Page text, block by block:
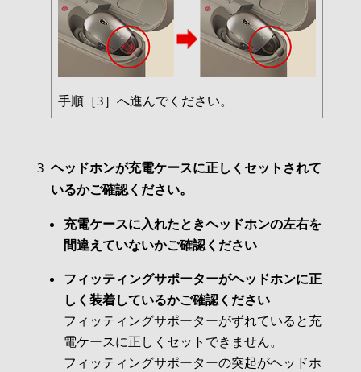
手順［3］へ進んでください。
ヘッドホンが充電ケースに正しくセットされて
いるかご確認ください。
充電ケースに入れたときヘッドホンの左右を
間違えていないかご確認ください
フィッティングサポーターがヘッドホンに正
しく装着しているかご確認ください
フィッティングサポーターがずれていると充
電ケースに正しくセットできません。
フィッティングサポーターの突起がヘッドホ